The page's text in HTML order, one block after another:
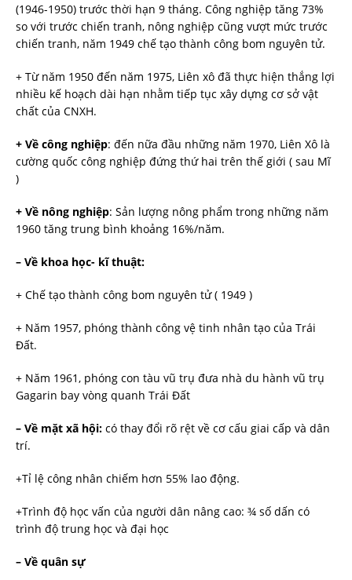
(1946-1950) trước thời hạn 9 tháng. Công nghiệp tăng 73%
so với trước chiến tranh, nông nghiệp cũng vượt mức trước
chiến tranh, năm 1949 chế tạo thành công bom nguyên tử.
+ Từ năm 1950 đến năm 1975, Liên xô đã thực hiện thắng lợi
nhiều kế hoạch dài hạn nhằm tiếp tục xây dựng cơ sở vật
chất của CNXH.
+ Về công nghiệp: đến nữa đầu những năm 1970, Liên Xô là
cường quốc công nghiệp đứng thứ hai trên thế giới ( sau Mĩ
)
+ Về nông nghiệp: Sản lượng nông phẩm trong những năm
1960 tăng trung bình khoảng 16%/năm.
– Về khoa học- kĩ thuật:
+ Chế tạo thành công bom nguyên tử ( 1949 )
+ Năm 1957, phóng thành công vệ tinh nhân tạo của Trái
Đất.
+ Năm 1961, phóng con tàu vũ trụ đưa nhà du hành vũ trụ
Gagarin bay vòng quanh Trái Đất
– Về mặt xã hội: có thay đổi rõ rệt về cơ cấu giai cấp và dân
trí.
+Tỉ lệ công nhân chiếm hơn 55% lao động.
+Trình độ học vấn của người dân nâng cao: ¾ số dấn có
trình độ trung học và đại học
– Về quân sự